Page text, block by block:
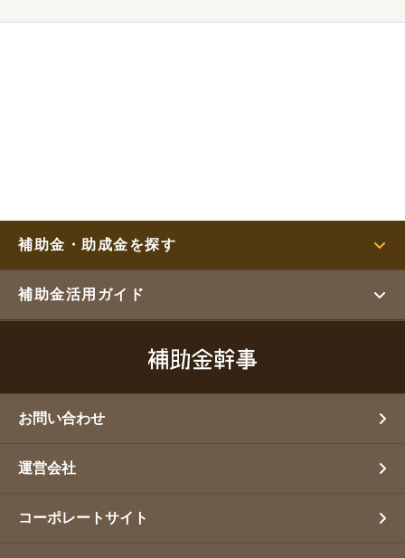
補助金・助成金を探す
補助金活用ガイド
お問い合わせ
運営会社
コーポレートサイト